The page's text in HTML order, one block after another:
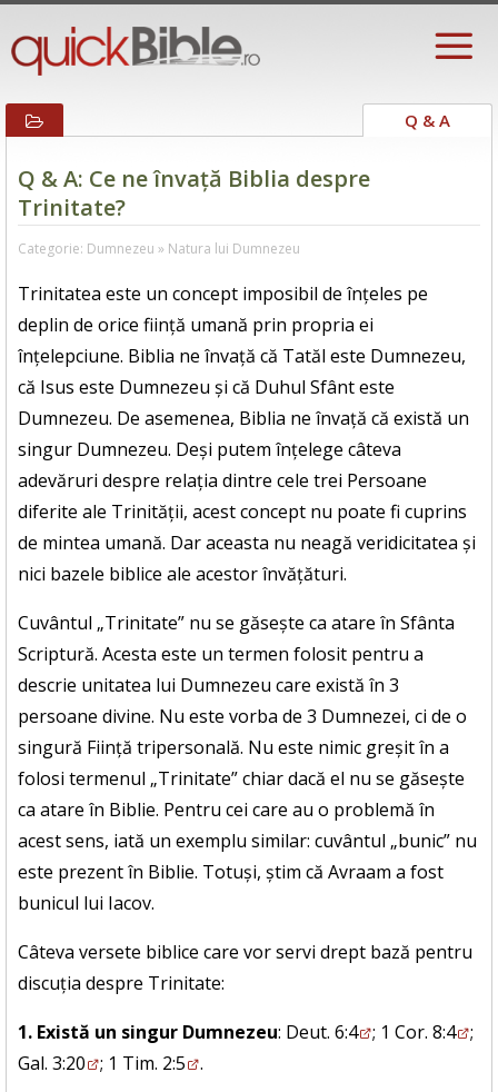
Q & A
Q & A: Ce ne învață Biblia despre
Trinitate?
Categorie: Dumnezeu » Natura lui Dumnezeu
Trinitatea este un concept imposibil de înțeles pe
deplin de orice ființă umană prin propria ei
înțelepciune. Biblia ne învață că Tatăl este Dumnezeu,
că Isus este Dumnezeu și că Duhul Sfânt este
Dumnezeu. De asemenea, Biblia ne învață că există un
singur Dumnezeu. Deși putem înțelege câteva
adevăruri despre relația dintre cele trei Persoane
diferite ale Trinității, acest concept nu poate fi cuprins
de mintea umană. Dar aceasta nu neagă veridicitatea și
nici bazele biblice ale acestor învățături.
Cuvântul „Trinitate” nu se găsește ca atare în Sfânta
Scriptură. Acesta este un termen folosit pentru a
descrie unitatea lui Dumnezeu care există în 3
persoane divine. Nu este vorba de 3 Dumnezei, ci de o
singură Ființă tripersonală. Nu este nimic greșit în a
folosi termenul „Trinitate” chiar dacă el nu se găsește
ca atare în Biblie. Pentru cei care au o problemă în
acest sens, iată un exemplu similar: cuvântul „bunic” nu
este prezent în Biblie. Totuși, știm că Avraam a fost
bunicul lui Iacov.
Câteva versete biblice care vor servi drept bază pentru
discuția despre Trinitate:
1. Există un singur Dumnezeu: Deut. 6:4 ; 1 Cor. 8:4 ;
Gal. 3:20
; 1 Tim. 2:5
.